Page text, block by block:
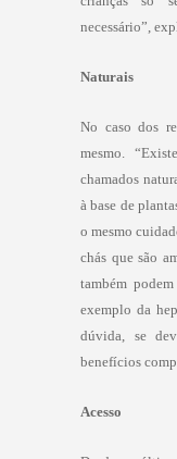
necessário”,
Naturais
No caso dos
mesmo.
chamados
à base de
o mesmo
chás que são
também
exemplo da
dúvida, se
benefícios
Acesso